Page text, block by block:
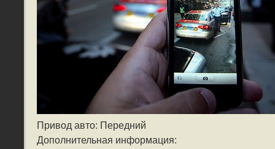
Привод авто: Передний
Дополнительная информация: